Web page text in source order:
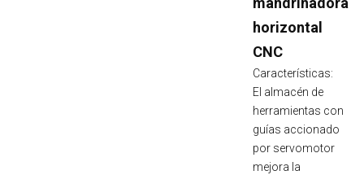
horizontal
CNC
Características:
El almacén de
herramientas con
guías accionado
por servomotor
mejora la